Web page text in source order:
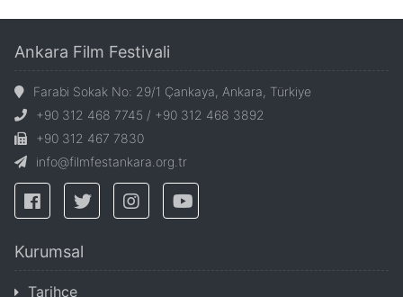
Ankara Film Festivali
Farabi Sokak No: 29/1 Çankaya, Ankara, Türkiye
+90 312 468 7745 / +90 312 468 3892
+90 312 467 7830
info@filmfestankara.org.tr
Kurumsal
Tarihçe